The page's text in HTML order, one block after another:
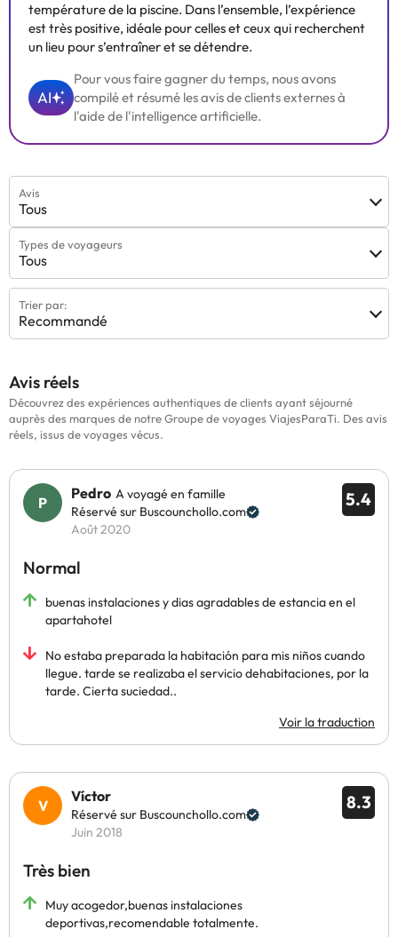
température de la piscine. Dans l’ensemble, l’expérience
est très positive, idéale pour celles et ceux qui recherchent
un lieu pour s’entraîner et se détendre.
AI
Pour vous faire gagner du temps, nous avons
compilé et résumé les avis de clients externes à
l'aide de l'intelligence artificielle.
Avis
Tous
Types de voyageurs
Tous
Trier par:
Recommandé
Avis réels
Découvrez des expériences authentiques de clients ayant séjourné
auprès des marques de notre Groupe de voyages ViajesParaTi. Des avis
réels, issus de voyages vécus.
5.4
Pedro A voyagé en famille
Réservé sur Buscounchollo.com
Août 2020
Normal
buenas instalaciones y dias agradables de estancia en el
apartahotel
No estaba preparada la habitación para mis niños cuando
llegue. tarde se realizaba el servicio dehabitaciones, por la
tarde. Cierta suciedad..
Voir la traduction
8.3
Víctor
Réservé sur Buscounchollo.com
Juin 2018
Très bien
Muy acogedor,buenas instalaciones
deportivas,recomendable totalmente.